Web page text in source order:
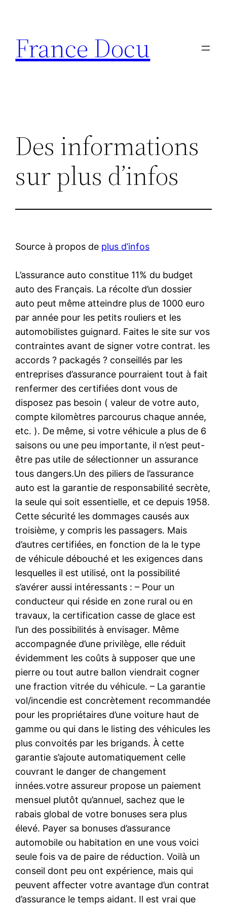
contenu
France Docu
Des informations
sur plus d’infos
Source à propos de plus d’infos
L’assurance auto constitue 11% du budget
auto des Français. La récolte d’un dossier
auto peut même atteindre plus de 1000 euro
par année pour les petits rouliers et les
automobilistes guignard. Faites le site sur vos
contraintes avant de signer votre contrat. les
accords ? packagés ? conseillés par les
entreprises d’assurance pourraient tout à fait
renfermer des certifiées dont vous de
disposez pas besoin ( valeur de votre auto,
compte kilomètres parcourus chaque année,
etc. ). De même, si votre véhicule a plus de 6
saisons ou une peu importante, il n’est peut-
être pas utile de sélectionner un assurance
tous dangers.Un des piliers de l’assurance
auto est la garantie de responsabilité secrète,
la seule qui soit essentielle, et ce depuis 1958.
Cette sécurité les dommages causés aux
troisième, y compris les passagers. Mais
d’autres certifiées, en fonction de la le type
de véhicule débouché et les exigences dans
lesquelles il est utilisé, ont la possibilité
s’avérer aussi intéressants : – Pour un
conducteur qui réside en zone rural ou en
travaux, la certification casse de glace est
l’un des possibilités à envisager. Même
accompagnée d’une privilège, elle réduit
évidemment les coûts à supposer que une
pierre ou tout autre ballon viendrait cogner
une fraction vitrée du véhicule. – La garantie
vol/incendie est concrètement recommandée
pour les propriétaires d’une voiture haut de
gamme ou qui dans le listing des véhicules les
plus convoités par les brigands. À cette
garantie s’ajoute automatiquement celle
couvrant le danger de changement
innées.votre assureur propose un paiement
mensuel plutôt qu’annuel, sachez que le
rabais global de votre bonuses sera plus
élevé. Payer sa bonuses d’assurance
automobile ou habitation en une vous voici
seule fois va de paire de réduction. Voilà un
conseil dont peu ont expérience, mais qui
peuvent affecter votre avantage d’un contrat
d’assurance le temps aidant. Il est vrai que